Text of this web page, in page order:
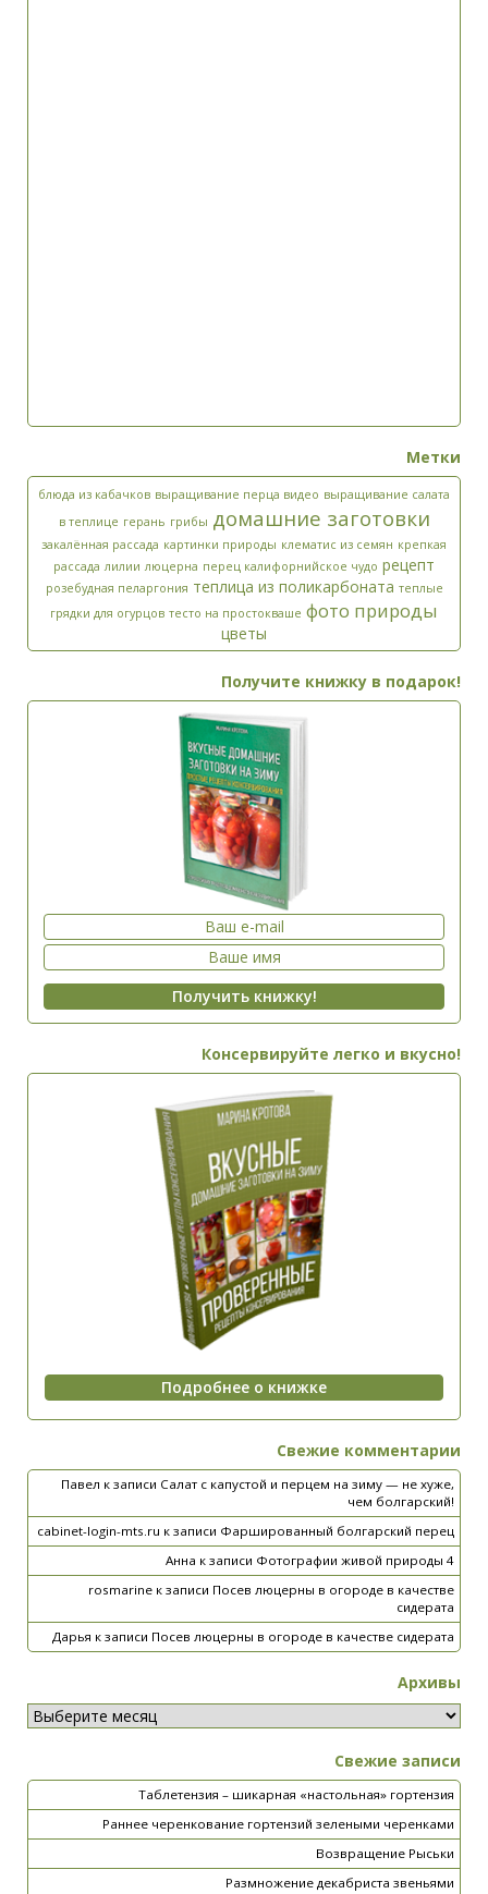
Метки
блюда из кабачков выращивание перца видео выращивание салата
в теплице герань грибы домашние заготовки
закалённая рассада картинки природы клематис из семян крепкая
рассада лилии люцерна перец калифорнийское чудо рецепт
розебудная пеларгония теплица из поликарбоната теплые
грядки для огурцов тесто на простокваше фото природы
цветы
Получите книжку в подарок!
Консервируйте легко и вкусно!
Свежие комментарии
Павел к записи Салат с капустой и перцем на зиму — не хуже,
чем болгарский!
cabinet-login-mts.ru к записи Фаршированный болгарский перец
Анна к записи Фотографии живой природы 4
rosmarine к записи Посев люцерны в огороде в качестве
сидерата
Дарья к записи Посев люцерны в огороде в качестве сидерата
Архивы
Свежие записи
Таблетензия – шикарная «настольная» гортензия
Раннее черенкование гортензий зелеными черенками
Возвращение Рыськи
Размножение декабриста звеньями